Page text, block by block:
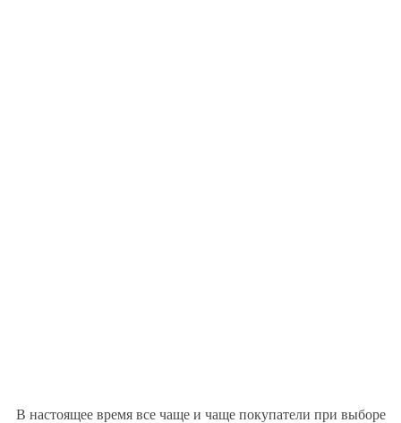
В настоящее время все чаще и чаще покупатели при выборе